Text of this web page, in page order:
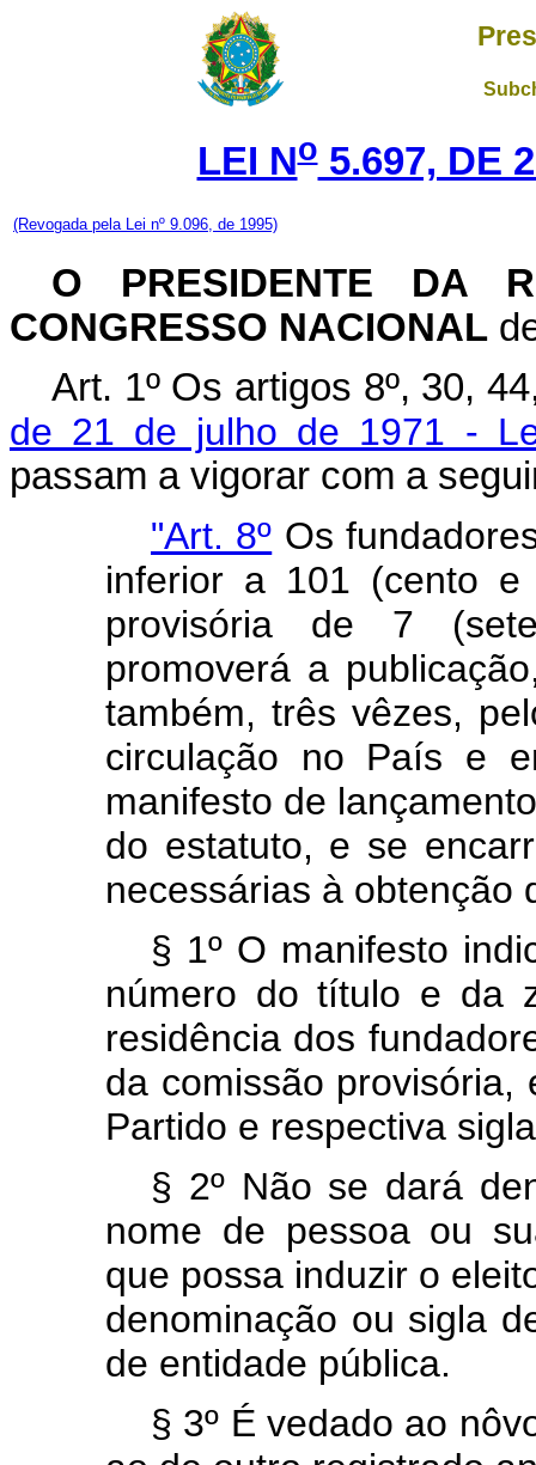
LEI No5.697, DE
(Revogada pela Lei nº 9.096, de 1995)
O PRESIDENTE DA
CONGRESSO NACIONAL
Art. 1º Os artigos 8º, 30,
de 21 de julho de 1971 -
passam a vigorar com a
"Art. 8º Os
inferior a 101 (cento e
provisória de 7
promoverá a
também, três vêzes,
circulação no País e
manifesto de
do estatuto, e se
necessárias à obtenção
§ 1º O manifesto
número do título e da
residência dos
da comissão provisória,
Partido e respectiva
§ 2º Não se dará
nome de pessoa ou
que possa induzir o
denominação ou sigla
de entidade pública.
§ 3º É vedado ao